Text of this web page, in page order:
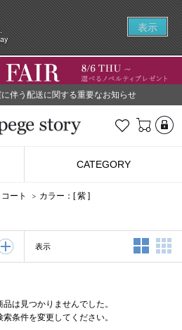
表示
伴う配送に関する重要なお知らせ
お気に入り
CATEGORY
コート カラー：[紫 ]
表示 2列表示
は見つかりませんでした。
条件を変更してください。